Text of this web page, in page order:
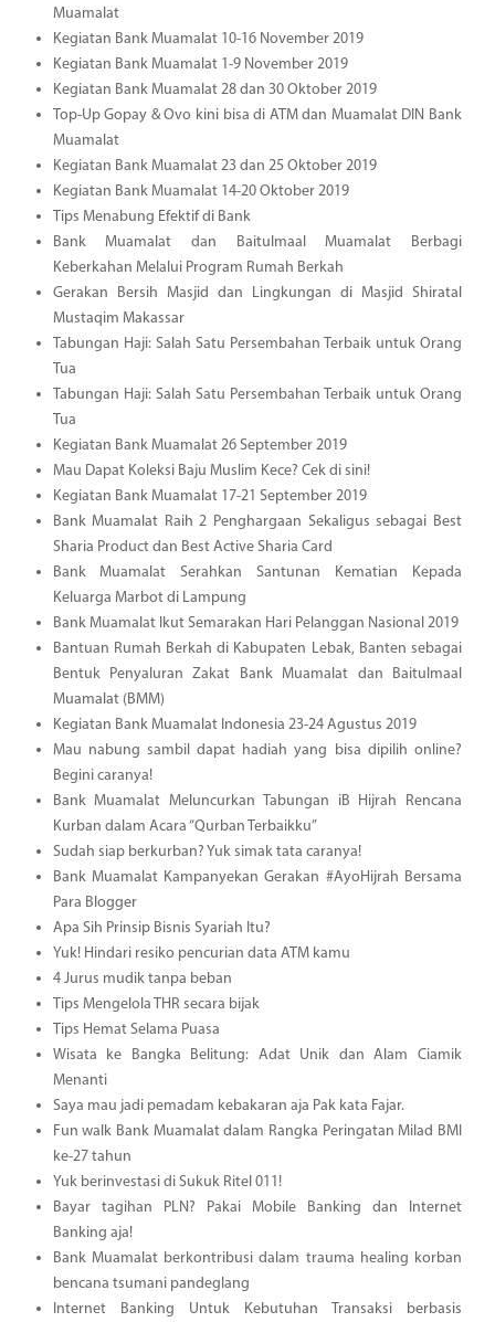
Muamalat
Kegiatan Bank Muamalat 10-16 November 2019
Kegiatan Bank Muamalat 1-9 November 2019
Kegiatan Bank Muamalat 28 dan 30 Oktober 2019
Top-Up Gopay & Ovo kini bisa di ATM dan Muamalat DIN Bank
Muamalat
Kegiatan Bank Muamalat 23 dan 25 Oktober 2019
Kegiatan Bank Muamalat 14-20 Oktober 2019
Tips Menabung Efektif di Bank
Bank Muamalat dan Baitulmaal Muamalat Berbagi
Keberkahan Melalui Program Rumah Berkah
Gerakan Bersih Masjid dan Lingkungan di Masjid Shiratal
Mustaqim Makassar
Tabungan Haji: Salah Satu Persembahan Terbaik untuk Orang
Tua
Tabungan Haji: Salah Satu Persembahan Terbaik untuk Orang
Tua
Kegiatan Bank Muamalat 26 September 2019
Mau Dapat Koleksi Baju Muslim Kece? Cek di sini!
Kegiatan Bank Muamalat 17-21 September 2019
Bank Muamalat Raih 2 Penghargaan Sekaligus sebagai Best
Sharia Product dan Best Active Sharia Card
Bank Muamalat Serahkan Santunan Kematian Kepada
Keluarga Marbot di Lampung
Bank Muamalat Ikut Semarakan Hari Pelanggan Nasional 2019
Bantuan Rumah Berkah di Kabupaten Lebak, Banten sebagai
Bentuk Penyaluran Zakat Bank Muamalat dan Baitulmaal
Muamalat (BMM)
Kegiatan Bank Muamalat Indonesia 23-24 Agustus 2019
Mau nabung sambil dapat hadiah yang bisa dipilih online?
Begini caranya!
Bank Muamalat Meluncurkan Tabungan iB Hijrah Rencana
Kurban dalam Acara “Qurban Terbaikku”
Sudah siap berkurban? Yuk simak tata caranya!
Bank Muamalat Kampanyekan Gerakan #AyoHijrah Bersama
Para Blogger
Apa Sih Prinsip Bisnis Syariah Itu?
Yuk! Hindari resiko pencurian data ATM kamu
4 Jurus mudik tanpa beban
Tips Mengelola THR secara bijak
Tips Hemat Selama Puasa
Wisata ke Bangka Belitung: Adat Unik dan Alam Ciamik
Menanti
Saya mau jadi pemadam kebakaran aja Pak kata Fajar.
Fun walk Bank Muamalat dalam Rangka Peringatan Milad BMI
ke-27 tahun
Yuk berinvestasi di Sukuk Ritel 011!
Bayar tagihan PLN? Pakai Mobile Banking dan Internet
Banking aja!
Bank Muamalat berkontribusi dalam trauma healing korban
bencana tsumani pandeglang
Internet Banking Untuk Kebutuhan Transaksi berbasis